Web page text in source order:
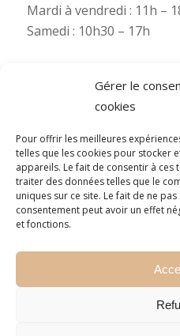
Gérer le
cookies
Pour offrir les meilleures
telles que les cookies pour stocker
appareils. Le fait de consentir à
traiter des données telles que le
uniques sur ce site. Le fait de ne
consentement peut avoir un effet
et fonctions.
Mardi à vendredi : 11h –
Samedi : 10h30 – 17h
Besoin de plus d’infos
Pour toute information
etc.), Starsdeco se tient
numéros WhatsApp
de la filiale concernée).
N’hésitez pas à nous